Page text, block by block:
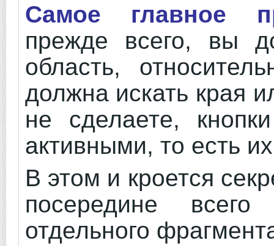
Самое главное
прежде всего, вы
область,
должна искать края
не сделаете,
активными, то есть
В этом и кроется
посередине
отдельного